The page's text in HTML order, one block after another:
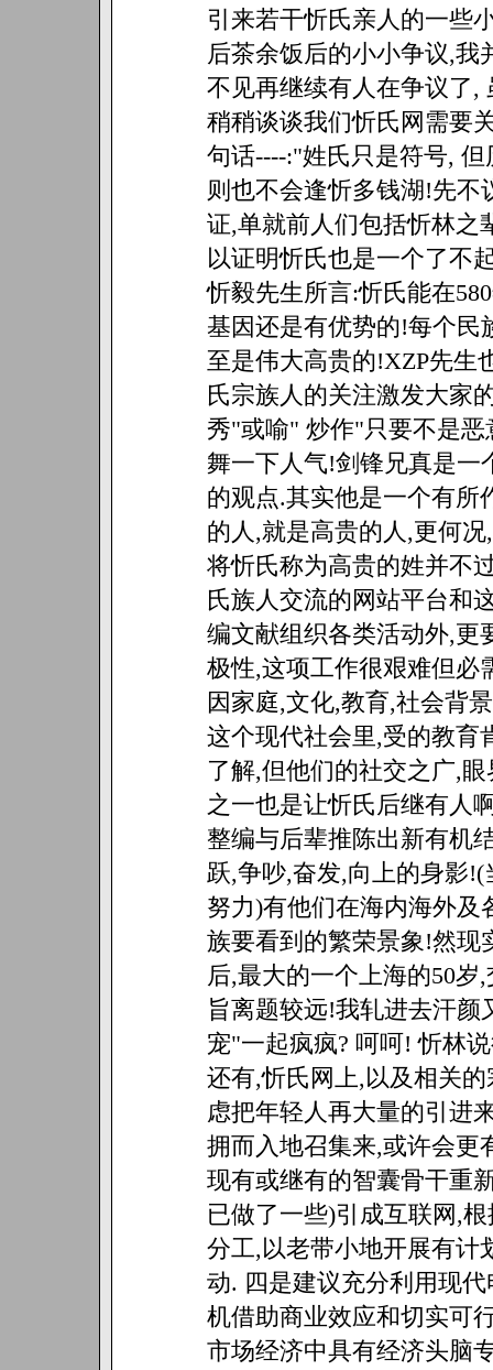
引来若干忻氏亲人的一些
后茶余饭后的小小争议,我
不见再继续有人在争议了,
稍稍谈谈我们忻氏网需要
句话----:"姓氏只是符号,
则也不会逢忻多钱湖!先不
证,单就前人们包括忻林之
以证明忻氏也是一个了不
忻毅先生所言:忻氏能在
基因还是有优势的!每个民
至是伟大高贵的!XZP先生
氏宗族人的关注激发大家
秀"或喻" 炒作"只要不是
舞一下人气!剑锋兄真是一
的观点.其实他是一个有所
的人,就是高贵的人,更何
将忻氏称为高贵的姓并不
氏族人交流的网站平台和
编文献组织各类活动外,更
极性,这项工作很艰难但必
因家庭,文化,教育,社会背
这个现代社会里,受的教育
了解,但他们的社交之广,
之一也是让忻氏后继有人
整编与后辈推陈出新有机
跃,争吵,奋发,向上的身影
努力)有他们在海内海外
族要看到的繁荣景象!然现
后,最大的一个上海的50
旨离题较远!我轧进去汗
宠"一起疯疯? 呵呵! 忻林
还有,忻氏网上,以及相关
虑把年轻人再大量的引进
拥而入地召集来,或许会更
现有或继有的智囊骨干重
已做了一些)引成互联网,
分工,以老带小地开展有计
动. 四是建议充分利用现
机借助商业效应和切实可
市场经济中具有经济头脑